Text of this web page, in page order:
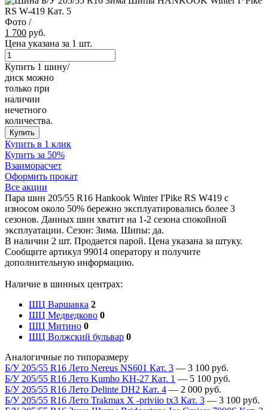
Фото /
1 700 руб.
Цена указана за 1 шт.
Купить 1 шину/
диск можно
только при
наличии
нечетного
количества.
Купить
Купить в 1 клик
Купить за 50%
Взаиморасчет
Оформить прокат
Все акции
Пара шин 205/55 R16 Hankook Winter I'Pike RS W419 с
износом около 50% бережно эксплуатировались более 3
сезонов. Данных шин хватит на 1-2 сезона спокойной
эксплуатации. Сезон: Зима. Шипы: да.
В наличии 2 шт. Продается парой. Цена указана за штуку.
Сообщите артикул 99014 оператору и получите
дополнительную информацию.
Наличие в шинных центрах:
ШЦ Варшавка 2
ШЦ Медведково 0
ШЦ Митино 0
ШЦ Волжский бульвар 0
Аналогичные по типоразмеру
Б/У 205/55 R16 Лето Nereus NS601 Кат. 3 — 3 100 руб.
Б/У 205/55 R16 Лето Kumho KH-27 Кат. 1 — 5 100 руб.
Б/У 205/55 R16 Лето Delinte DH2 Кат. 4 — 2 000 руб.
Б/У 205/55 R16 Лето Trakmax X -priviio tx3 Кат. 3 — 3 100 руб.